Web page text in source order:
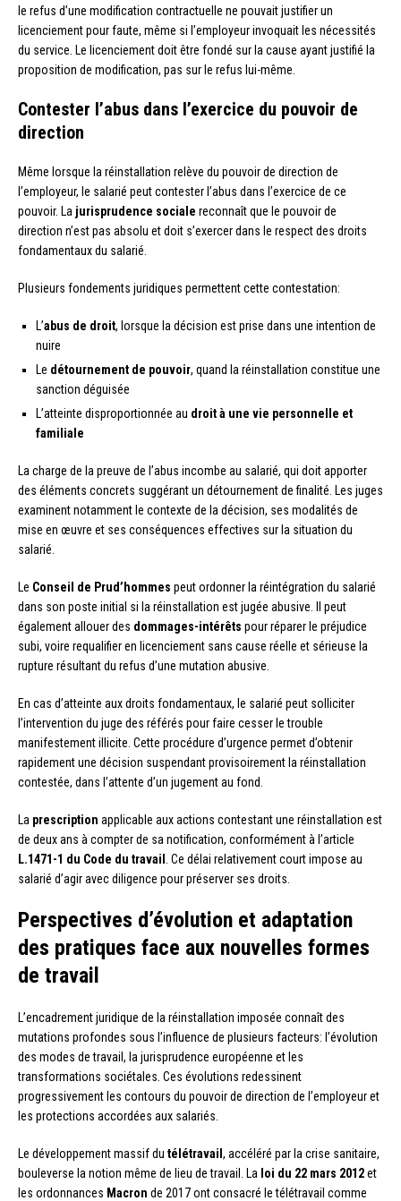
le refus d’une modification contractuelle ne pouvait justifier un
licenciement pour faute, même si l’employeur invoquait les nécessités
du service. Le licenciement doit être fondé sur la cause ayant justifié la
proposition de modification, pas sur le refus lui-même.
Contester l’abus dans l’exercice du pouvoir de
direction
Même lorsque la réinstallation relève du pouvoir de direction de
l’employeur, le salarié peut contester l’abus dans l’exercice de ce
pouvoir. La jurisprudence sociale reconnaît que le pouvoir de
direction n’est pas absolu et doit s’exercer dans le respect des droits
fondamentaux du salarié.
Plusieurs fondements juridiques permettent cette contestation:
L’abus de droit, lorsque la décision est prise dans une intention de
nuire
Le détournement de pouvoir, quand la réinstallation constitue une
sanction déguisée
L’atteinte disproportionnée au droit à une vie personnelle et
familiale
La charge de la preuve de l’abus incombe au salarié, qui doit apporter
des éléments concrets suggérant un détournement de finalité. Les juges
examinent notamment le contexte de la décision, ses modalités de
mise en œuvre et ses conséquences effectives sur la situation du
salarié.
Le Conseil de Prud’hommes peut ordonner la réintégration du salarié
dans son poste initial si la réinstallation est jugée abusive. Il peut
également allouer des dommages-intérêts pour réparer le préjudice
subi, voire requalifier en licenciement sans cause réelle et sérieuse la
rupture résultant du refus d’une mutation abusive.
En cas d’atteinte aux droits fondamentaux, le salarié peut solliciter
l’intervention du juge des référés pour faire cesser le trouble
manifestement illicite. Cette procédure d’urgence permet d’obtenir
rapidement une décision suspendant provisoirement la réinstallation
contestée, dans l’attente d’un jugement au fond.
La prescription applicable aux actions contestant une réinstallation est
de deux ans à compter de sa notification, conformément à l’article
L.1471-1 du Code du travail . Ce délai relativement court impose au
salarié d’agir avec diligence pour préserver ses droits.
Perspectives d’évolution et adaptation
des pratiques face aux nouvelles formes
de travail
L’encadrement juridique de la réinstallation imposée connaît des
mutations profondes sous l’influence de plusieurs facteurs: l’évolution
des modes de travail, la jurisprudence européenne et les
transformations sociétales. Ces évolutions redessinent
progressivement les contours du pouvoir de direction de l’employeur et
les protections accordées aux salariés.
Le développement massif du télétravail, accéléré par la crise sanitaire,
bouleverse la notion même de lieu de travail. La loi du 22 mars 2012et
les ordonnances Macron de 2017 ont consacré le télétravail comme